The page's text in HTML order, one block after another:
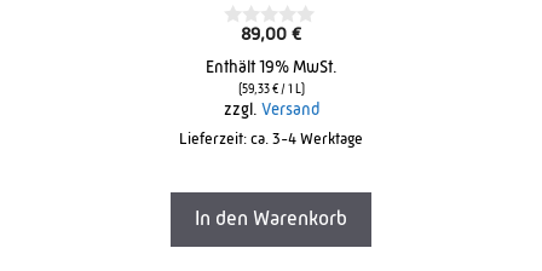
o
u
o
5
89,00 €
Enthält 19% MwSt.
59,33 €/ 1 L)
zzgl. Versand
Lieferzeit: ca. 3-4 Werktage
In den Warenkorb